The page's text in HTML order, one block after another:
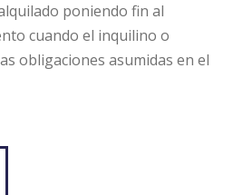
poniendo fin al
cuando el inquilino o
obligaciones asumidas en el